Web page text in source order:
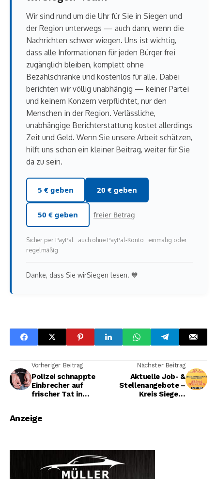
Wir sind rund um die Uhr für Sie in Siegen und
der Region unterwegs — auch dann, wenn die
Nachrichten schwer wiegen. Uns ist wichtig,
dass alle Informationen für jeden Bürger frei
zugänglich bleiben, komplett ohne
Bezahlschranke und kostenlos für alle. Dabei
berichten wir völlig unabhängig — keiner Partei
und keinem Konzern verpflichtet, nur den
Menschen in der Region. Verlässliche,
unabhängige Berichterstattung kostet allerdings
Zeit und Geld. Wenn Sie unsere Arbeit schätzen,
hilft uns schon ein kleiner Beitrag, weiter für Sie
da zu sein.
5 € geben 20 € geben
50 € geben freier Betrag
Sicher per PayPal · auch ohne PayPal-Konto · einmalig oder
regelmäßig
Danke, dass Sie wirSiegen lesen. 💙
Vorheriger Beitrag
Polizei schnappte
Einbrecher auf
frischer Tat in
festgenommen
Nächster Beitrag
Aktuelle Job- &
Stellenangebote –
Kreis Siegen-
Anzeige